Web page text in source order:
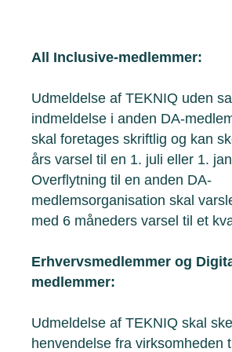
All Inclusive-medlemmer:
Udmeldelse af TEKNIQ uden
indmeldelse i anden DA-
skal foretages skriftlig og kan
års varsel til en 1. juli eller 1.
Overflytning til en anden DA-
medlemsorganisation skal
med 6 måneders varsel til et
Erhvervsmedlemmer og
medlemmer:
Udmeldelse af TEKNIQ skal
henvendelse fra virksomheden